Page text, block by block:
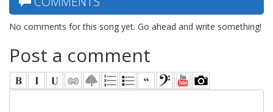
No comments for this song yet. Go ahead and write something!
Post a comment